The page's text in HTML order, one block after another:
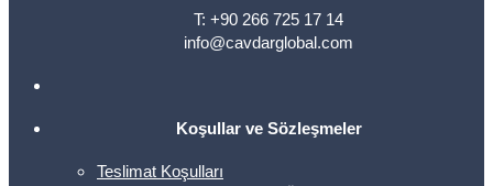
T: +90 266 725 17 14
info@cavdarglobal.com
Koşullar ve Sözleşmeler
Teslimat Koşulları